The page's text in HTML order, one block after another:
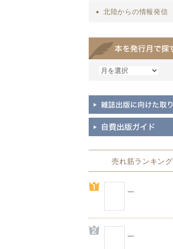
北陸からの情報発信
売れ筋ランキング